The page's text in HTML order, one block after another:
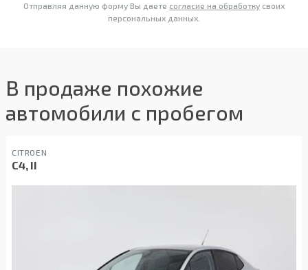
Отправляя данную форму Вы даете согласие на обработку своих
персональных данных.
В продаже похожие
автомобили с пробегом
CITROEN
C4, II